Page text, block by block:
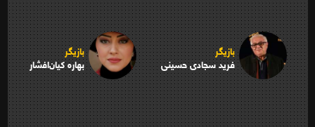
بازیگر
فرید سجادی حسینی
بازیگر
بهاره کیان‌افشار